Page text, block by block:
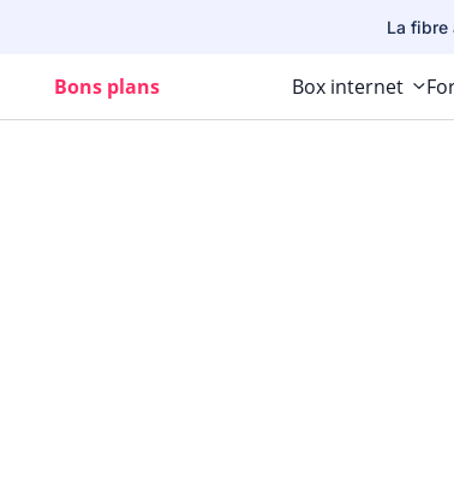
La fibre
Bons plans Box internet